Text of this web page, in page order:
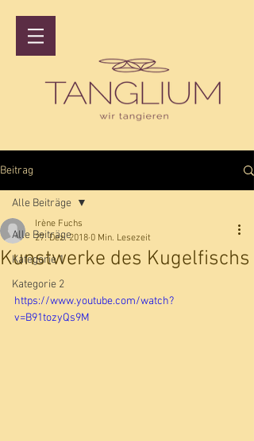
Beitrag
Alle Beiträge
Kategorie 1
Kategorie 2
Alle Beiträge
Kunstwerke des Kugelfischs
Irène Fuchs
27. Dez. 2018 0 Min. Lesezeit
https://www.youtube.com/watch?
v=B91tozyQs9M